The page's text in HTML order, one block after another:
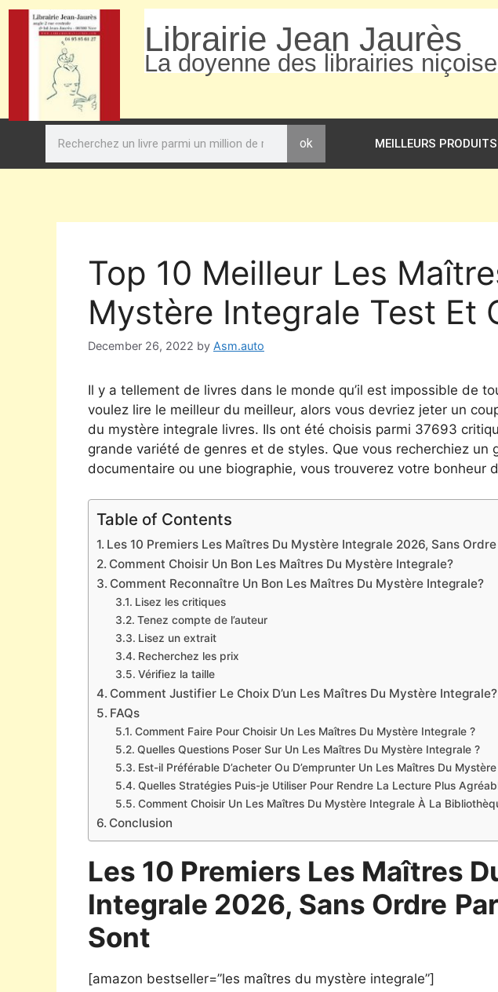
Librairie Jean Jaurès
La doyenne des librairies
ok MEILLEURS PRODUITS
Top 10 Meilleur Les
Mystère Integrale Test Et
December 26, 2022 by Asm.auto
Il y a tellement de livres dans le monde qu’il est impossible de
voulez lire le meilleur du meilleur, alors vous devriez jeter un
du mystère integrale livres. Ils ont été choisis parmi 37693
grande variété de genres et de styles. Que vous recherchiez un
documentaire ou une biographie, vous trouverez votre bonheur
Table of Contents
Les 10 Premiers Les Maîtres Du Mystère Integrale 2026, Sans
Comment Choisir Un Bon Les Maîtres Du Mystère Integrale?
Comment Reconnaître Un Bon Les Maîtres Du Mystère Integrale?
Lisez les critiques
Tenez compte de l’auteur
Lisez un extrait
Recherchez les prix
Vérifiez la taille
Comment Justifier Le Choix D’un Les Maîtres Du Mystère Integrale?
FAQs
Comment Faire Pour Choisir Un Les Maîtres Du Mystère Integrale ?
Quelles Questions Poser Sur Un Les Maîtres Du Mystère Integrale ?
Est-il Préférable D’acheter Ou D’emprunter Un Les Maîtres Du
Quelles Stratégies Puis-je Utiliser Pour Rendre La Lecture Plus
Comment Choisir Un Les Maîtres Du Mystère Integrale À La
Conclusion
Les 10 Premiers Les Maîtres
Integrale 2026, Sans Ordre
Sont
[amazon bestseller=”les maîtres du mystère integrale”]